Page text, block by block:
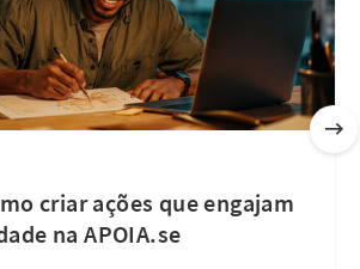
criar ações que engajam
na APOIA.se